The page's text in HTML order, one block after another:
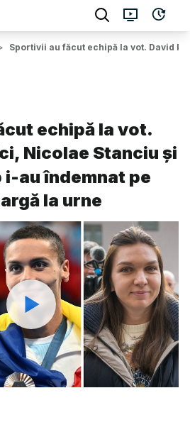
Sportivii au făcut echipă la vot. David
echipă la vot.
Nicolae Stanciu și
i-au îndemnat pe
la urne
Watch